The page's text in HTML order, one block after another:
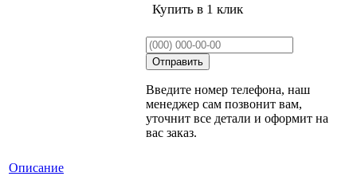
Купить в 1 клик
Введите номер телефона, наш
менеджер сам позвонит вам,
уточнит все детали и оформит на
вас заказ.
Описание